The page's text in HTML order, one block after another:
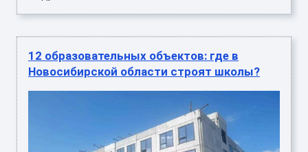
12 образовательных объектов: где в
Новосибирской области строят школы?